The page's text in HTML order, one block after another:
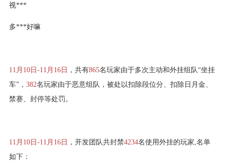
视***
多***好嘛
11月10日-11月16日 ，共有865名玩家由于多次主动和外挂组队“坐挂
车”， 382名玩家由于恶意组队，被处以扣除段位分、扣除日月金、
禁赛、封停等处罚。
11月10日-11月16日 ，开发团队共封禁4234名使用外挂的玩家,名单
如下：